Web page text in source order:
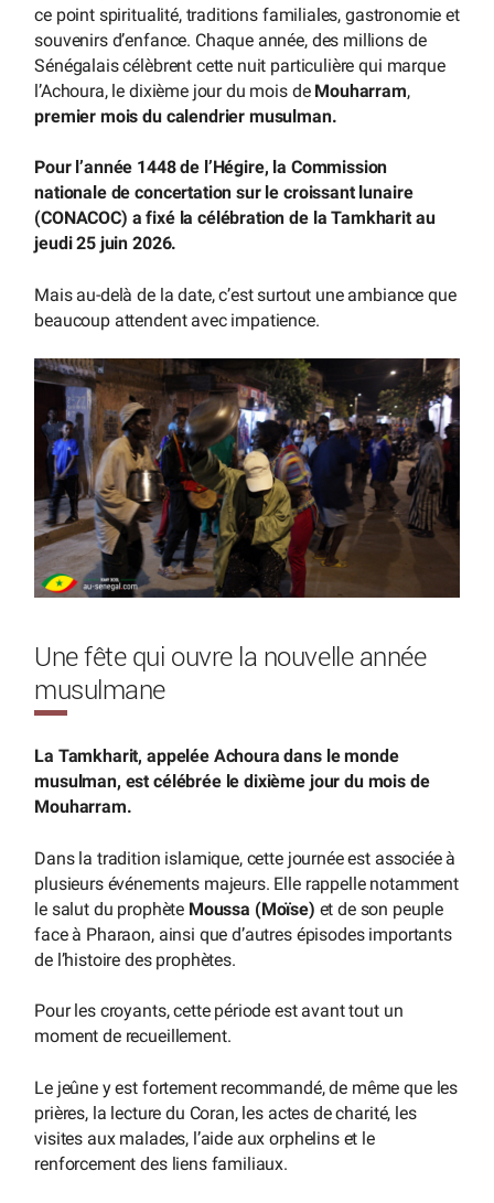
ce point spiritualité, traditions familiales, gastronomie et
souvenirs d’enfance. Chaque année, des millions de
Sénégalais célèbrent cette nuit particulière qui marque
l’Achoura, le dixième jour du mois de Mouharram,
premier mois du calendrier musulman.
Pour l’année 1448 de l’Hégire, la Commission
nationale de concertation sur le croissant lunaire
(CONACOC) a fixé la célébration de la Tamkharit au
jeudi 25 juin 2026.
Mais au-delà de la date, c’est surtout une ambiance que
beaucoup attendent avec impatience.
Une fête qui ouvre la nouvelle année
musulmane
La Tamkharit, appelée Achoura dans le monde
musulman, est célébrée le dixième jour du mois de
Mouharram.
Dans la tradition islamique, cette journée est associée à
plusieurs événements majeurs. Elle rappelle notamment
le salut du prophète Moussa (Moïse) et de son peuple
face à Pharaon, ainsi que d’autres épisodes importants
de l’histoire des prophètes.
Pour les croyants, cette période est avant tout un
moment de recueillement.
Le jeûne y est fortement recommandé, de même que les
prières, la lecture du Coran, les actes de charité, les
visites aux malades, l’aide aux orphelins et le
renforcement des liens familiaux.